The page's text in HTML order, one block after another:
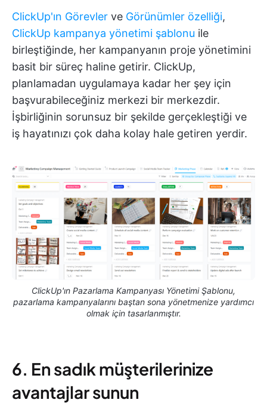
ClickUp'ın Görevler ve Görünümler özelliği,
ClickUp kampanya yönetimi şablonu ile
birleştiğinde, her kampanyanın proje yönetimini
basit bir süreç haline getirir. ClickUp,
planlamadan uygulamaya kadar her şey için
başvurabileceğiniz merkezi bir merkezdir.
İşbirliğinin sorunsuz bir şekilde gerçekleştiği ve
iş hayatınızı çok daha kolay hale getiren yerdir.
ClickUp'ın Pazarlama Kampanyası Yönetimi Şablonu,
pazarlama kampanyalarını baştan sona yönetmenize yardımcı
olmak için tasarlanmıştır.
6. En sadık müşterilerinize
avantajlar sunun